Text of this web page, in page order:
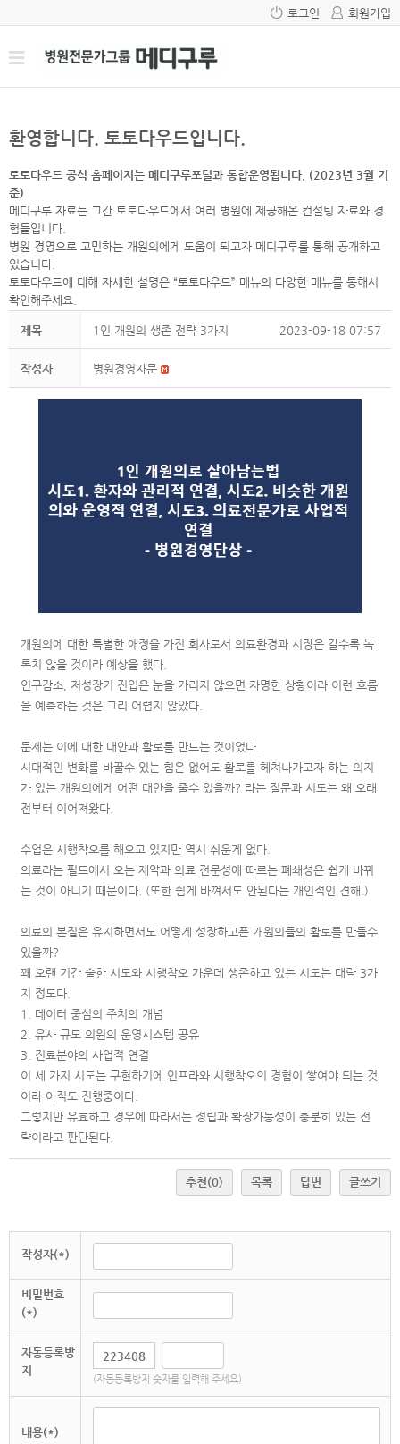
로그인 회원가입
환영합니다. 토토다우드입니다.
토토다우드 공식 홈페이지는 메디구루포털과 통합운영됩니다. (2023년 3월 기
준)
메디구루 자료는 그간 토토다우드에서 여러 병원에 제공해온 컨설팅 자료와 경
험들입니다.
병원 경영으로 고민하는 개원의에게 도움이 되고자 메디구루를 통해 공개하고
있습니다.
토토다우드에 대해 자세한 설명은 “토토다우드” 메뉴의 다양한 메뉴를 통해서
확인해주세요.
제목 1인 개원의 생존 전략 3가지 2023-09-18 07:57
작성자 병원경영자문
개원의에 대한 특별한 애정을 가진 회사로서 의료환경과 시장은 갈수록 녹
록치 않을 것이라 예상을 했다.
인구감소, 저성장기 진입은 눈을 가리지 않으면 자명한 상황이라 이런 흐름
을 예측하는 것은 그리 어렵지 않았다.
문제는 이에 대한 대안과 활로를 만드는 것이었다.
시대적인 변화를 바꿀수 있는 힘은 없어도 활로를 헤쳐나가고자 하는 의지
가 있는 개원의에게 어떤 대안을 줄수 있을까? 라는 질문과 시도는 왜 오래
전부터 이어져왔다.
수업은 시행착오를 해오고 있지만 역시 쉬운게 없다.
의료라는 필드에서 오는 제약과 의료 전문성에 따르는 폐쇄성은 쉽게 바뀌
는 것이 아니기 때문이다. (또한 쉽게 바껴서도 안된다는 개인적인 견해.)
의료의 본질은 유지하면서도 어떻게 성장하고픈 개원의들의 활로를 만들수
있을까?
꽤 오랜 기간 숱한 시도와 시행착오 가운데 생존하고 있는 시도는 대략 3가
지 정도다.
1. 데이터 중심의 주치의 개념
2. 유사 규모 의원의 운영시스템 공유
3. 진료분야의 사업적 연결
이 세 가지 시도는 구현하기에 인프라와 시행착오의 경험이 쌓여야 되는 것
이라 아직도 진행중이다.
그렇지만 유효하고 경우에 따라서는 정립과 확장가능성이 충분히 있는 전
략이라고 판단된다.
추천(0) 목록 답변 글쓰기
작성자(*)
비밀번호
(*)
자동등록방
지
(자동등록방지 숫자를 입력해 주세요)
내용(*)